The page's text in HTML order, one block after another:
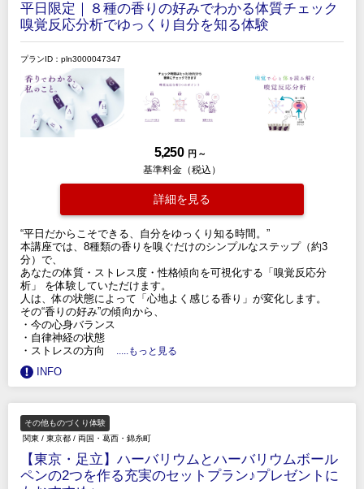
平日限定｜８種の香りの好みでわかる体質チェック
嗅覚反応分析でゆっくり自分を知る体験
プランID：pln3000047347
5,250 円 ～
基準料金（税込）
詳細を見る
“平日だからこそできる、自分をゆっくり知る時間。”
本講座では、8種類の香りを嗅ぐだけのシンプルなステップ（約3
分）で、
あなたの体質・ストレス度・性格傾向を可視化する「嗅覚反応分
析」 を体験していただけます。
人は、体の状態によって「心地よく感じる香り」が変化します。
その“香りの好み”の傾向から、
・今の心身バランス
・自律神経の状態
・ストレスの方向
.....もっと見る
INFO
その他ものづくり体験
関東 / 東京都 / 両国・葛西・錦糸町
【東京・足立】ハーバリウムとハーバリウムボール
ペンの2つを作る充実のセットプラン♪プレゼントに